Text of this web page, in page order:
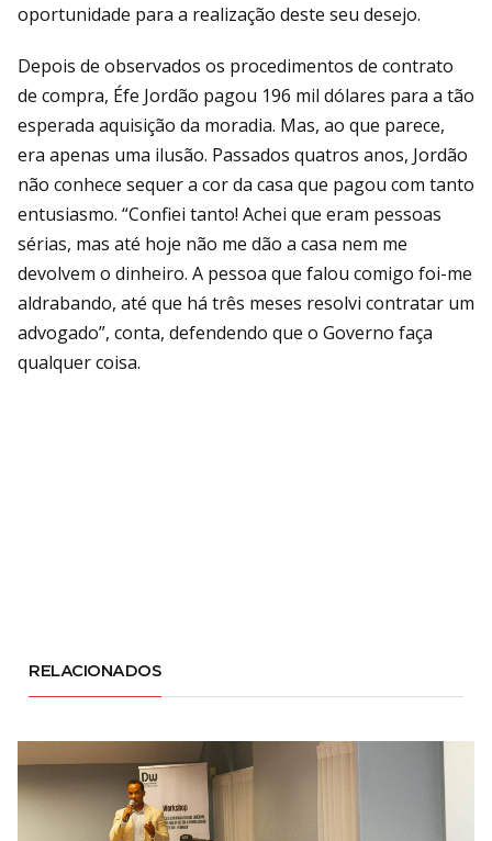
oportunidade para a realização deste seu desejo.
Depois de observados os procedimentos de contrato
de compra, Éfe Jordão pagou 196 mil dólares para a tão
esperada aquisição da moradia. Mas, ao que parece,
era apenas uma ilusão. Passados quatros anos, Jordão
não conhece sequer a cor da casa que pagou com tanto
entusiasmo. “Confiei tanto! Achei que eram pessoas
sérias, mas até hoje não me dão a casa nem me
devolvem o dinheiro. A pessoa que falou comigo foi-me
aldrabando, até que há três meses resolvi contratar um
advogado”, conta, defendendo que o Governo faça
qualquer coisa.
RELACIONADOS